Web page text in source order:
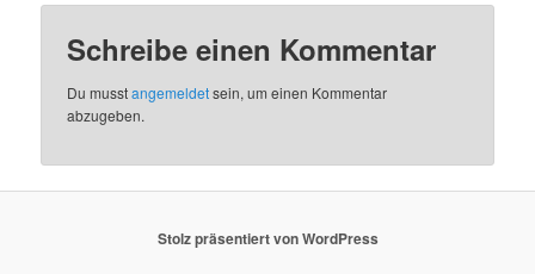
Schreibe einen Kommentar
Du musstangemeldetsein, um einen Kommentar
abzugeben.
Stolz präsentiert von WordPress